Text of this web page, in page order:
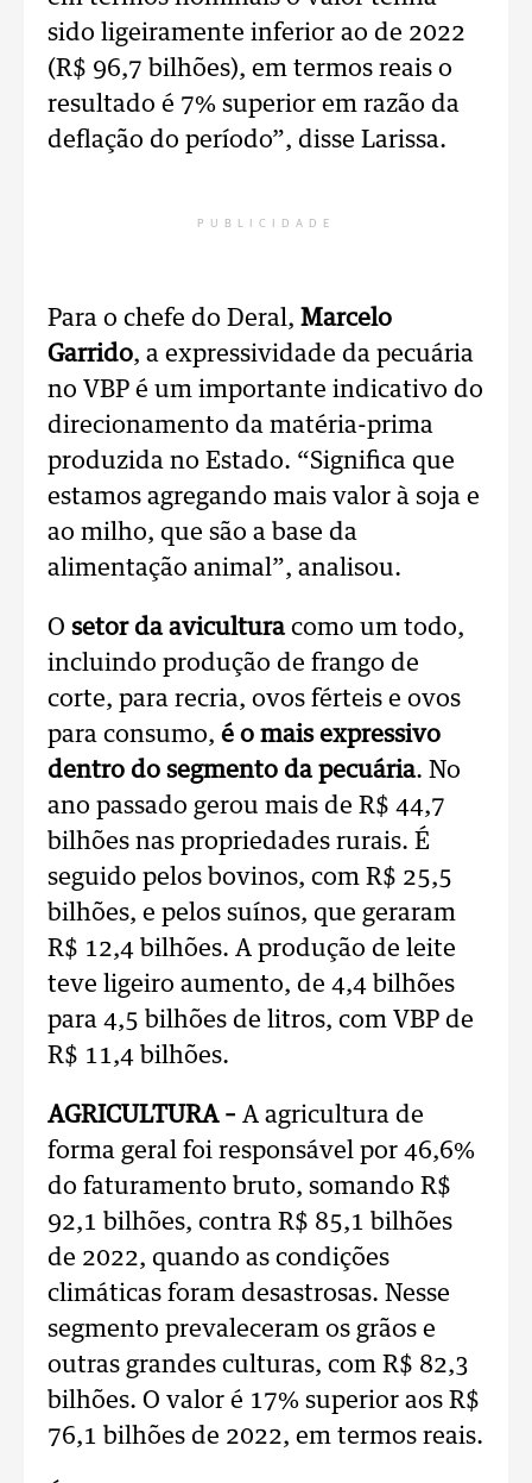
sido ligeiramente inferior ao de 2022
(R$ 96,7 bilhões), em termos reais o
resultado é 7% superior em razão da
deflação do período”, disse Larissa.
PUBLICIDADE
Para o chefe do Deral, Marcelo
Garrido, a expressividade da pecuária
no VBP é um importante indicativo do
direcionamento da matéria-prima
produzida no Estado. “Significa que
estamos agregando mais valor à soja e
ao milho, que são a base da
alimentação animal”, analisou.
O setor da aviculturacomo um todo,
incluindo produção de frango de
corte, para recria, ovos férteis e ovos
para consumo, é o mais expressivo
dentro do segmento da pecuária. No
ano passado gerou mais de R$ 44,7
bilhões nas propriedades rurais. É
seguido pelos bovinos, com R$ 25,5
bilhões, e pelos suínos, que geraram
R$ 12,4 bilhões. A produção de leite
teve ligeiro aumento, de 4,4 bilhões
para 4,5 bilhões de litros, com VBP de
R$ 11,4 bilhões.
AGRICULTURA – A agricultura de
forma geral foi responsável por 46,6%
do faturamento bruto, somando R$
92,1 bilhões, contra R$ 85,1 bilhões
de 2022, quando as condições
climáticas foram desastrosas. Nesse
segmento prevaleceram os grãos e
outras grandes culturas, com R$ 82,3
bilhões. O valor é 17% superior aos R$
76,1 bilhões de 2022, em termos reais.